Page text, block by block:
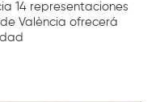
14 representaciones
València ofrecerá